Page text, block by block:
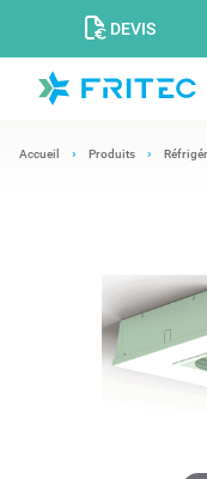
DEVIS
Accueil Produits